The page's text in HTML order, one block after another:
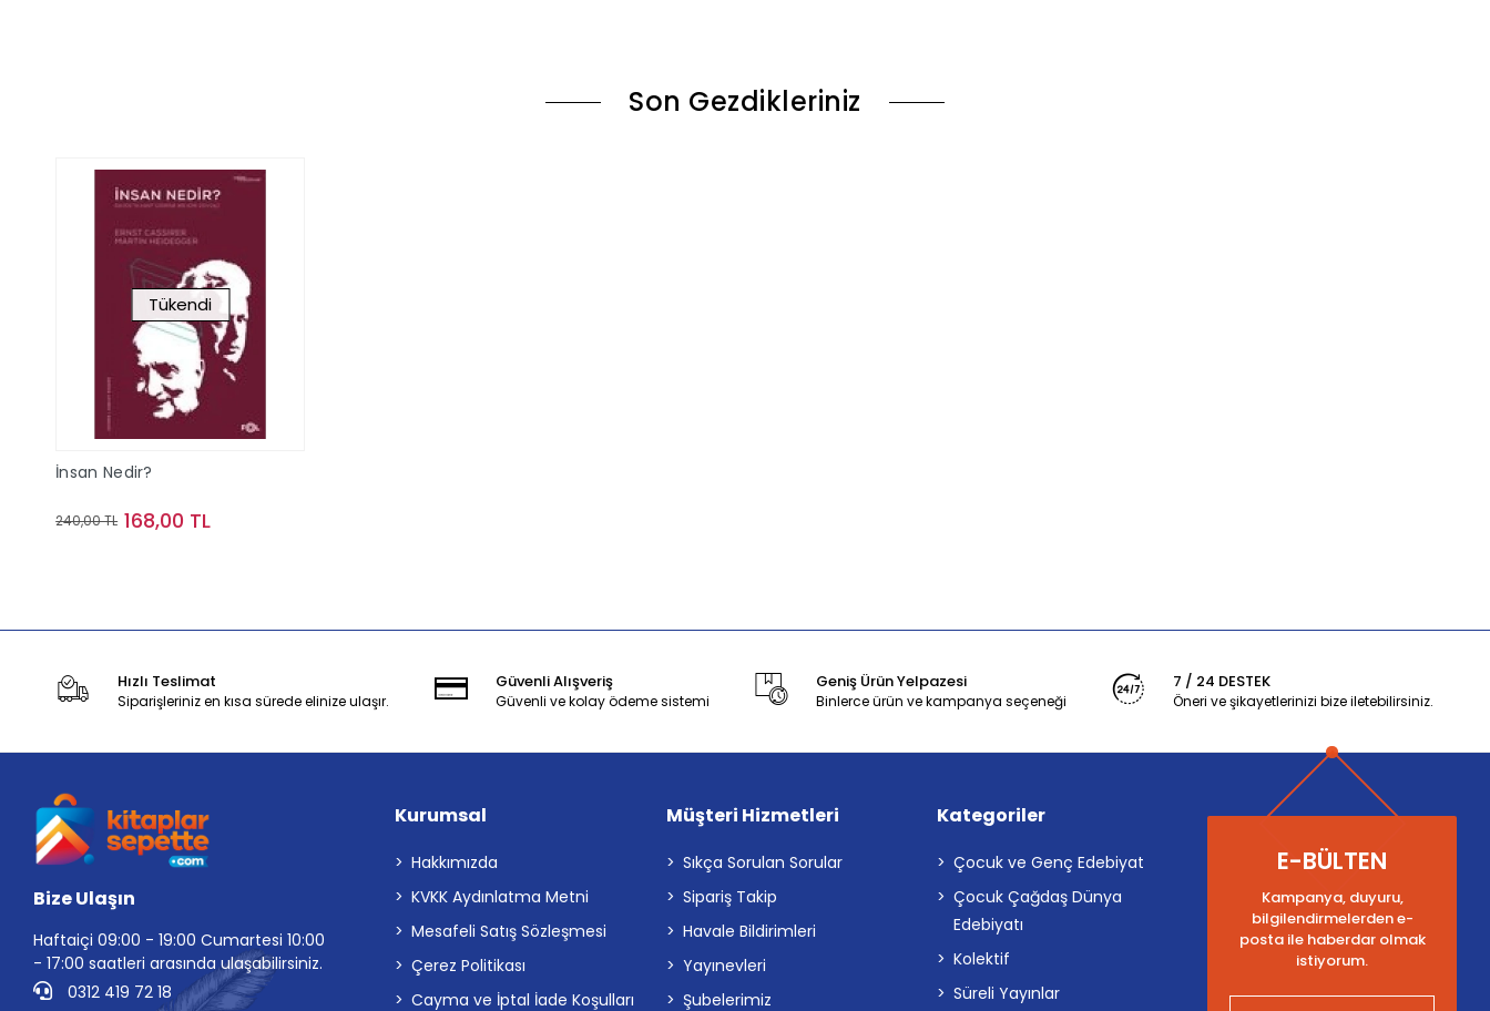
Son Gezdikleriniz
Tükendi
İnsan Nedir?
240,00 TL 168,00 TL
Hızlı Teslimat
Siparişleriniz en kısa sürede elinize ulaşır.
Güvenli Alışveriş
Güvenli ve kolay ödeme sistemi
Geniş Ürün Yelpazesi
Binlerce ürün ve kampanya seçeneği
7 / 24 DESTEK
Öneri ve şikayetlerinizi bize iletebilirsiniz.
Bize Ulaşın
Haftaiçi 09:00 - 19:00 Cumartesi 10:00
- 17:00 saatleri arasında ulaşabilirsiniz.
0312 419 72 18
Kurumsal
Hakkımızda
KVKK Aydınlatma Metni
Mesafeli Satış Sözleşmesi
Çerez Politikası
Cayma ve İptal İade Koşulları
Müşteri Hizmetleri
Sıkça Sorulan Sorular
Sipariş Takip
Havale Bildirimleri
Yayınevleri
Şubelerimiz
Kategoriler
Çocuk ve Genç Edebiyat
Çocuk Çağdaş Dünya
Edebiyatı
Kolektif
Süreli Yayınlar
E-BÜLTEN
Kampanya, duyuru,
bilgilendirmelerden e-
posta ile haberdar olmak
istiyorum.